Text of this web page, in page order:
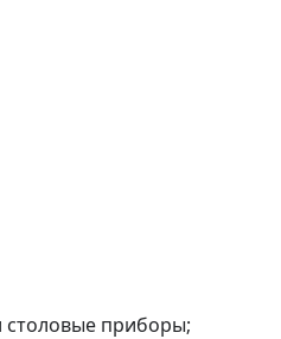
столовые приборы;